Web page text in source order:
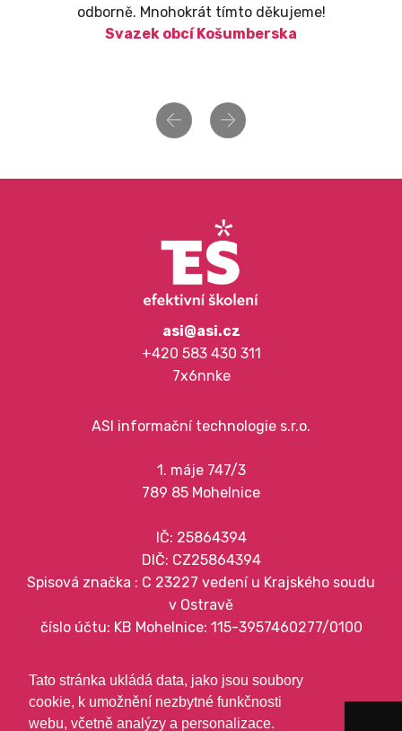
Tato stránka ukládá data, jako jsou soubory
cookie, k umožnění nezbytné funkčnosti
webu, včetně analýzy a personalizace.
odborně. Mnohokrát tímto děkujeme!
Svazek obcí Košumberska
PreviousNext
asi@asi.cz
+420 583 430 311
7x6nnke
ASI informační technologie s.r.o.
1. máje 747/3
789 85 Mohelnice
IČ: 25864394
DIČ: CZ25864394
Spisová značka : C 23227 vedení u Krajského soudu
v Ostravě
číslo účtu: KB Mohelnice: 115-3957460277/0100